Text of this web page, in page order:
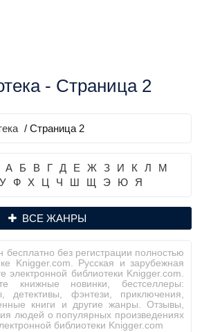
- Страница 2
/ Страница 2
А Б В Г Д Е Ж З И К Л
М
У Ф Х Ц Ч Ш Щ Э Ю Я
ВСЕ ЖАНРЫ
бесплатно без регистрации полностью
Knigger.com. Русская и зарубежная
электронной библиотеки Knigger.com.
книжные новинки, бестселлеры:
фэнтези, приключения,
книги и другие жанры. Отзывы,
людей о популярных произведениях
библиотеки Knigger.com